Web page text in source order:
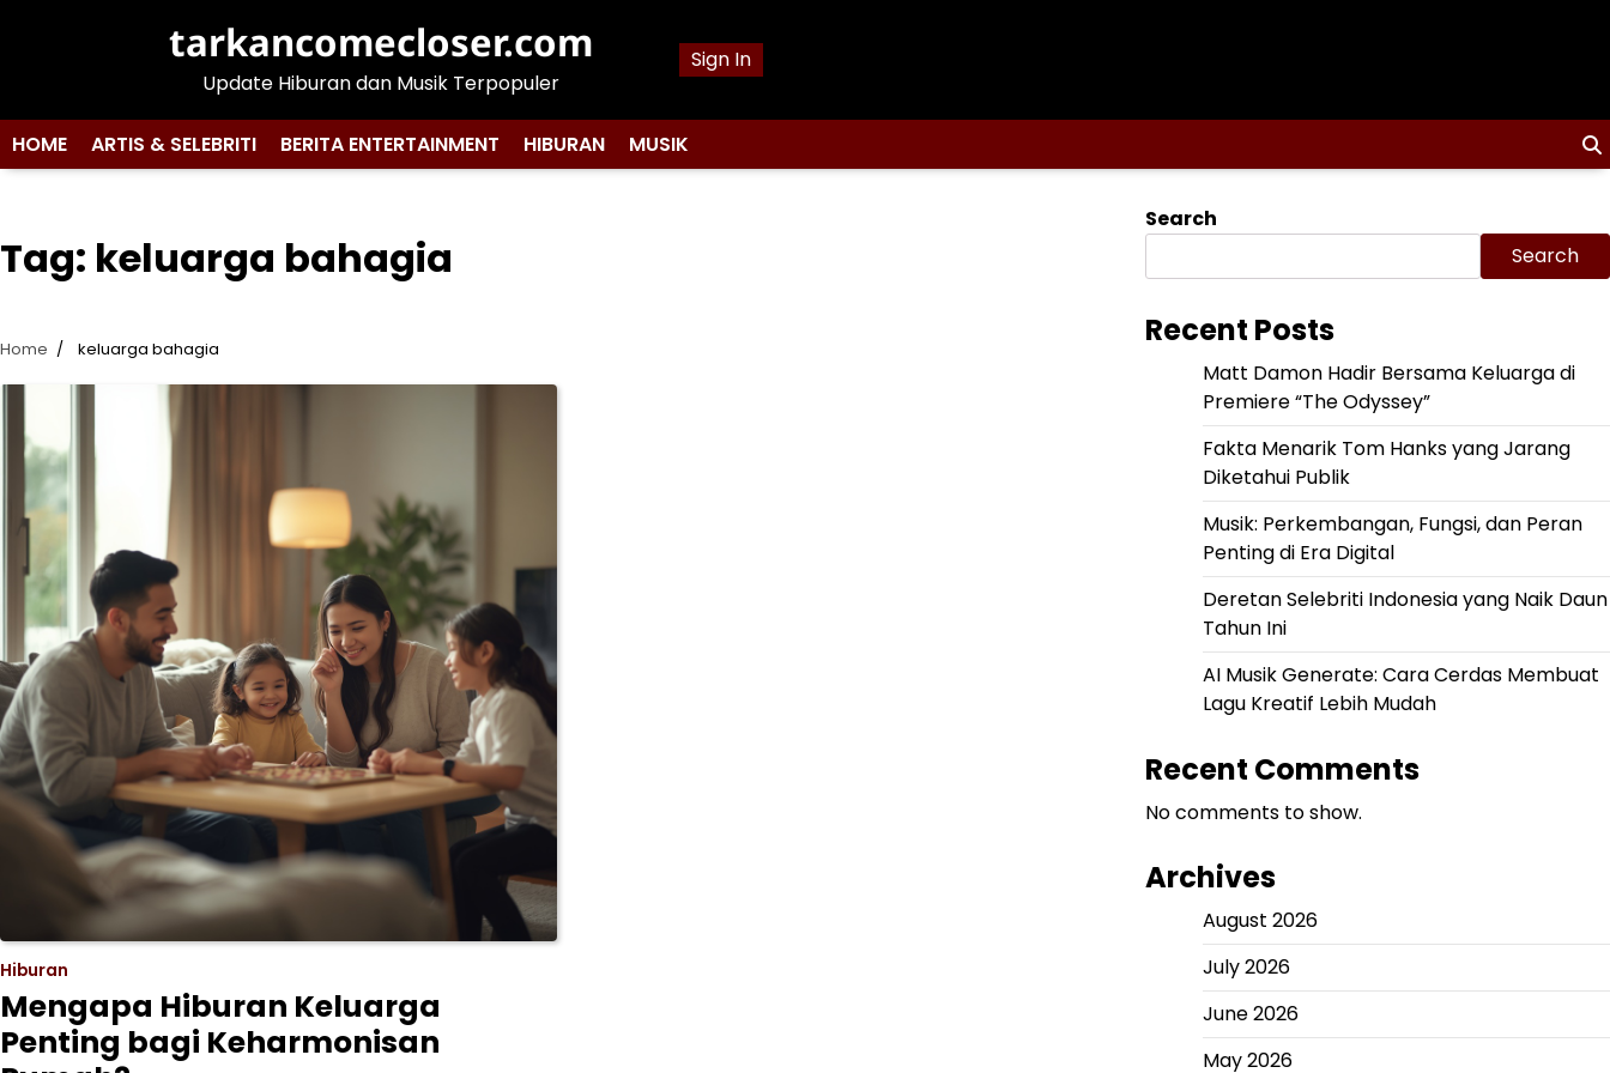
tarkancomecloser.com
Update Hiburan dan Musik Terpopuler
Sign In
HOME ARTIS & SELEBRITI BERITA ENTERTAINMENT HIBURAN MUSIK
Tag: keluarga bahagia
Home keluarga bahagia
Hiburan
Mengapa Hiburan Keluarga
Penting bagi Keharmonisan
Search
Search
Recent Posts
Matt Damon Hadir Bersama Keluarga di
Premiere “The Odyssey”
Fakta Menarik Tom Hanks yang Jarang
Diketahui Publik
Musik: Perkembangan, Fungsi, dan Peran
Penting di Era Digital
Deretan Selebriti Indonesia yang Naik Daun
Tahun Ini
AI Musik Generate: Cara Cerdas Membuat
Lagu Kreatif Lebih Mudah
Recent Comments
No comments to show.
Archives
August 2026
July 2026
June 2026
May 2026